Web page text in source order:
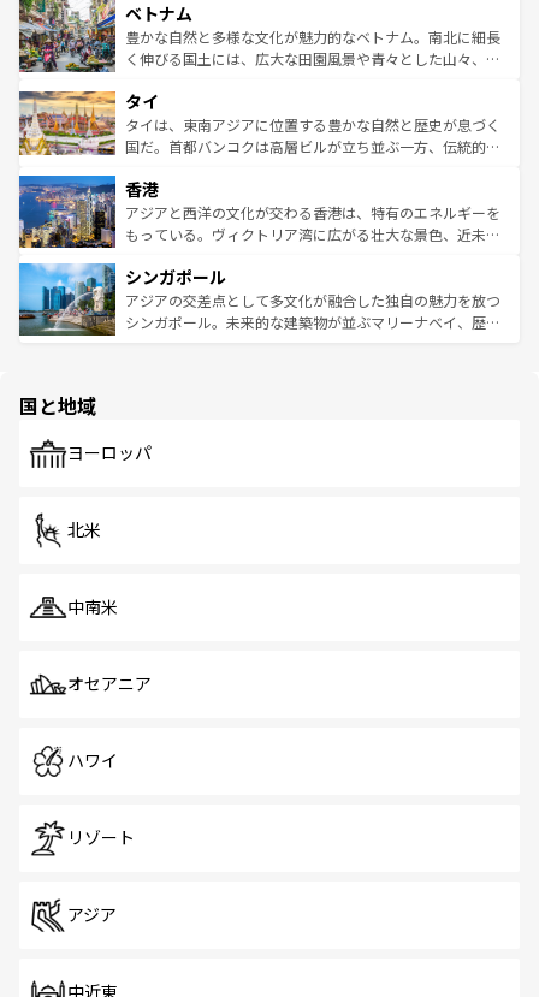
参照してほしい。
容にもいいと評判のスイーツなど、バラエティ豊かな料理
が味わえる。 なお、新着の台湾情報は コンテンツ一覧を参
照してほしい。
き、地方に足を延ばせば四季折々の自然美を楽しむことが
できる。そして、キムチや焼肉、絶品のストリートフード
まで、さまざまな韓国料理が待っている。夜には、韓国な
リティに包まれながら、韓国の多彩な魅力を心ゆくまで味
わってみてほしい。 なお、新着の韓国情報はコンテンツ一
覧を参照してほしい。
ベトナム
豊かな自然と多様な文化が魅力的なベトナム。南北に細長
く伸びる国土には、広大な田園風景や青々とした山々、世
急速な発展と共に伝統が息づく。ハノイの古い町並みやホ
ーチミン市のフランス統治時代の建物も、独特の雰囲気を
醸し出している。また、バラエティの豊かさとおいしさで
とつ。フォーやバインミー、ベトナムコーヒーなどは、ぜ
ひ現地で味わいたい。どの地域を訪れてもあたたかい人々
が旅行者を迎えてくれるので、きっと忘れられない旅にな
参照してほしい。
タイ
タイは、東南アジアに位置する豊かな自然と歴史が息づく
国だ。首都バンコクは高層ビルが立ち並ぶ一方、伝統的な
の活気が交差している。北部ではチェンマイなどの山岳地
帯で自然と触れ合い、南部ではプーケットやクラビの美し
いビーチでリゾート気分を楽しむことができる。タイ料理
激する。気候は一年中温暖で、どの季節にも異なる楽しみ
が待っている。親しみやすいタイの人々、仏教を中心とし
た文化、そして多様な観光資源が、訪れる旅人を魅了し続
香港
アジアと西洋の文化が交わる香港は、特有のエネルギーを
もっている。ヴィクトリア湾に広がる壮大な景色、近未来
み、どこを訪れても感動するはず。観光スポットが密集し
ており、効率よく見どころを回れるのも魅力。息をのむよ
うな絶景から文化的な体験まで、香港を存分に楽しみ尽く
シンガポール
アジアの交差点として多文化が融合した独自の魅力を放つ
シンガポール。未来的な建築物が並ぶマリーナベイ、歴史
で、ホーカーズは地元の風情を楽しめる外せないスポット
国と地域
ヨーロッパ
北米
中南米
オセアニア
ハワイ
リゾート
アジア
中近東